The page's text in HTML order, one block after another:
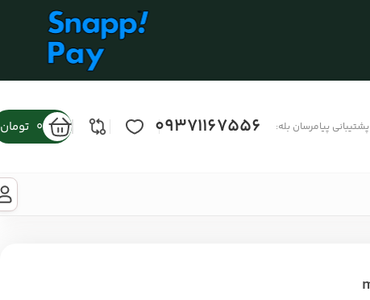
پشتیبانی پیامرسان بله: 09371167556
0 تومان